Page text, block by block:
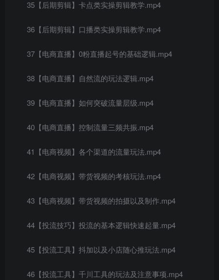
35【后期剪辑】卡点类实操剪辑教学.mp4
36【后期剪辑】口播类实操剪辑教学.mp4
37【电商直播】0粉直播起号的基础逻辑.mp4
38【电商直播】自然流的玩法逻辑.mp4
39【电商直播】如何突破流量层级.mp4
40【电商直播】控制流量三频共振.mp4
41【电商视频】各个渠道的流量玩法.mp4
42【电商视频】带货视频的考核玩法.mp4
43【电商视频】带货视频的拍摄以及制作.mp4
44【投流技巧】投流的基本逻辑快速起量.mp4
45【投流工具】抖加以及小店随心推玩法.mp4
46【投流工具】千川工具的玩法及注意事项.mp4